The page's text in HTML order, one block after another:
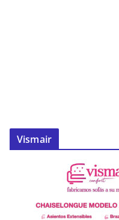
Vismair